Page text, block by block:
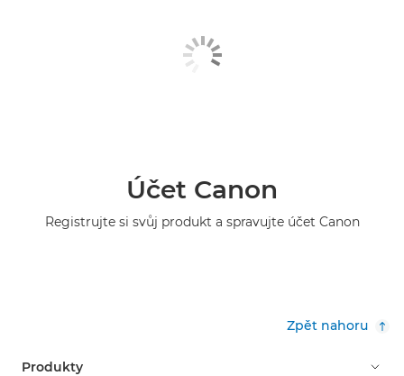
Účet Canon
Registrujte si svůj produkt a spravujte účet Canon
Zpět nahoru
Produkty